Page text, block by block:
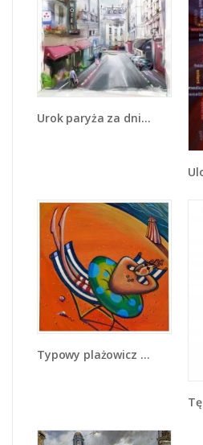
Urok paryża za dnia - GR342
Typowy plażowicz z dodatkiem - GR100